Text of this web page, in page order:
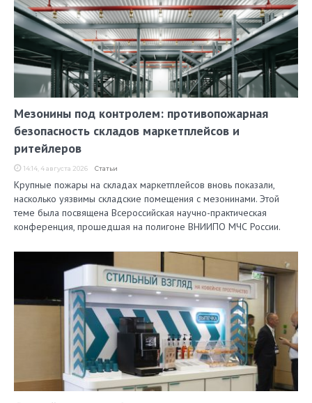
Мезонины под контролем: противопожарная
безопасность складов маркетплейсов и
ритейлеров
14:14, 4 августа 2026 Статьи
Крупные пожары на складах маркетплейсов вновь показали,
насколько уязвимы складские помещения с мезонинами. Этой
теме была посвящена Всероссийская научно-практическая
конференция, прошедшая на полигоне ВНИИПО МЧС России.